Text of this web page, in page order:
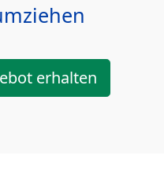
erhalten